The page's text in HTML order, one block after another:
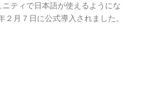
ティで日本語が使えるようにな
月７日に公式導入されました。